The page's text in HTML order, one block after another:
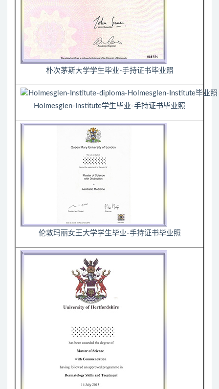
朴次茅斯大学学生毕业-手持证书毕业照
Holmesglen-Institute学生毕业-手持证书毕业照
伦敦玛丽女王大学学生毕业-手持证书毕业照